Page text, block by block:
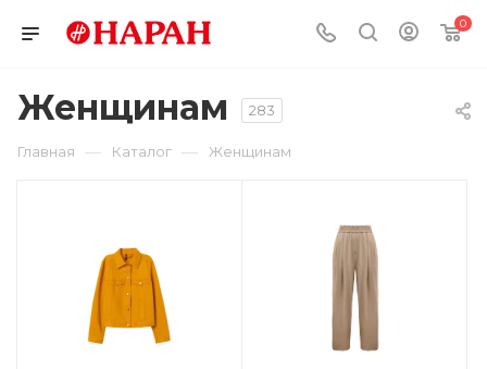
0
Женщинам 283
Главная — Каталог — Женщинам